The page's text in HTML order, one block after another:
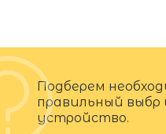
Подберем
правильный
устройство.